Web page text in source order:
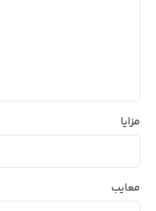
مزایا
معایب